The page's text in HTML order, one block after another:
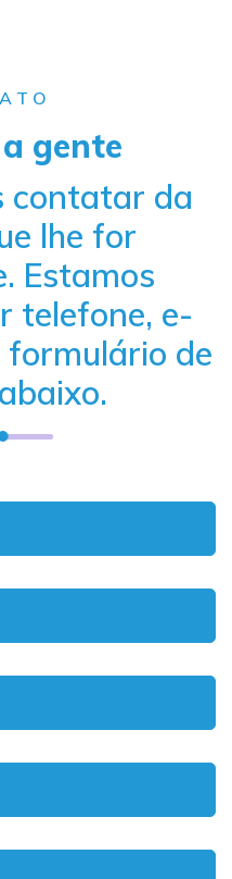
gente
contatar da
lhe for
Estamos
telefone, e-
formulário de